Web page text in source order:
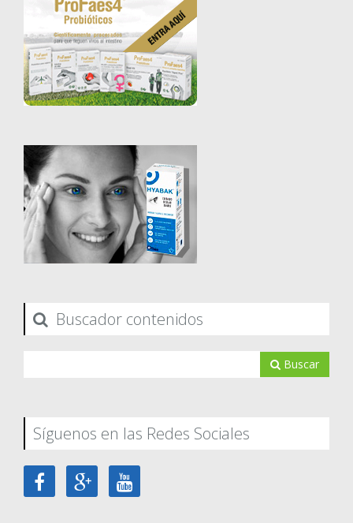
Buscador contenidos
Buscar
Síguenos en las Redes Sociales